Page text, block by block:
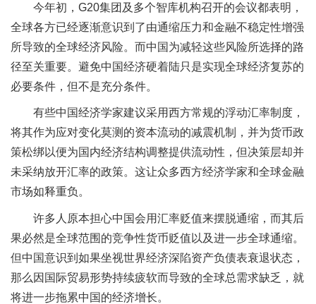
今年初，G20集团及多个智库机构召开的会议都表明，
全球各方已经逐渐意识到了由通缩压力和金融不稳定性增强
所导致的全球经济风险。而中国为减轻这些风险所选择的路
径至关重要。避免中国经济硬着陆只是实现全球经济复苏的
必要条件，但不是充分条件。
有些中国经济学家建议采用西方常规的浮动汇率制度，
将其作为应对变化莫测的资本流动的减震机制，并为货币政
策松绑以便为国内经济结构调整提供流动性，但决策层却并
未采纳放开汇率的政策。这让众多西方经济学家和全球金融
市场如释重负。
许多人原本担心中国会用汇率贬值来摆脱通缩，而其后
果必然是全球范围的竞争性货币贬值以及进一步全球通缩。
但中国意识到如果坐视世界经济深陷资产负债表衰退状态，
那么因国际贸易形势持续疲软而导致的全球总需求缺乏，就
将进一步拖累中国的经济增长。